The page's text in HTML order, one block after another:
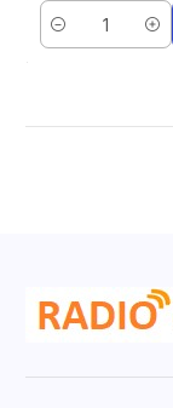
Cantidad